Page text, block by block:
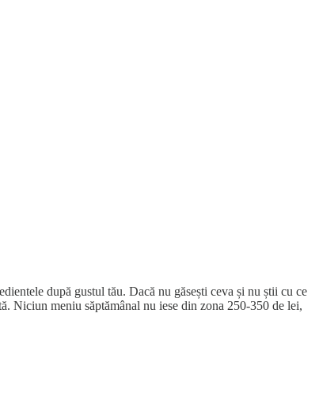
după gustul tău. Dacă nu găsești ceva și nu știi cu ce
Niciun meniu săptămânal nu iese din zona 250-350 de lei,